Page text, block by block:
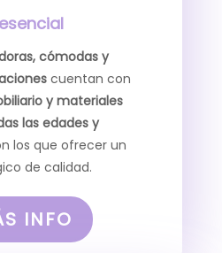
cómodas y
cuentan con
y materiales
las edades y
los que ofrecer un
de calidad.
INFO